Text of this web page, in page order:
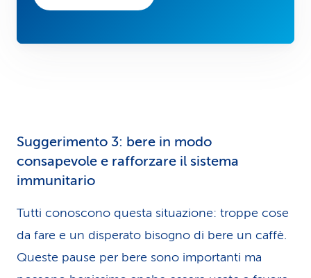
Suggerimento 3: bere in modo
consapevole e rafforzare il sistema
immunitario
Tutti conoscono questa situazione: troppe cose
da fare e un disperato bisogno di bere un caffè.
Queste pause per bere sono importanti ma